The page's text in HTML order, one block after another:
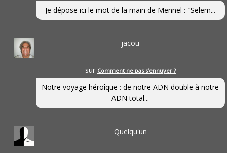
Je dépose ici le mot de la main de Mennel : "Selem...
jacou
sur Comment ne pas s’ennuyer ?
Notre voyage héroîque : de notre ADN double à notre
ADN total...
Quelqu'un